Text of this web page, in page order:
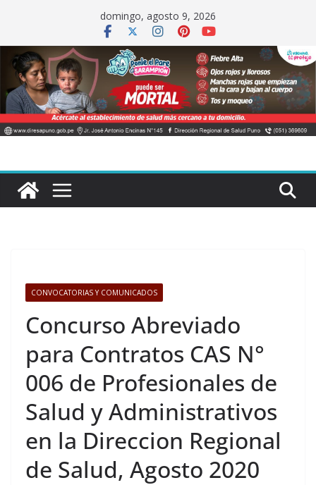
contenido
domingo, agosto 9, 2026
CONVOCATORIAS Y COMUNICADOS
Concurso Abreviado
para Contratos CAS N°
006 de Profesionales de
Salud y Administrativos
en la Direccion Regional
de Salud, Agosto 2020